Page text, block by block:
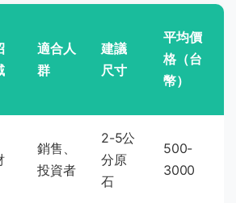
適合人
群
建議
尺寸
平均價
格（台
幣）
銷售、
投資者
2-5公
分原
石
500-
3000